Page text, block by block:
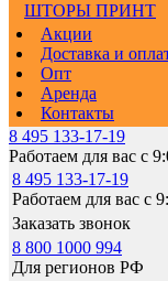
ШТОРЫ ПРИНТ
Акции
Доставка и
Опт
Аренда
Контакты
8 495 133-17-19
Работаем для вас с
8 495 133-17-19
Работаем для вас с
Заказать звонок
8 800 1000 994
Для регионов РФ